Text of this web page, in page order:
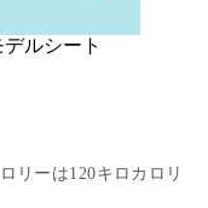
ルシート
リーは120キロカロリ